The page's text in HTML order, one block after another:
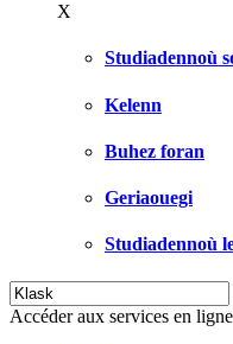
X
Studiadennoù
Kelenn
Buhez foran
Geriaouegi
Studiadennoù
Accéder aux services en ligne